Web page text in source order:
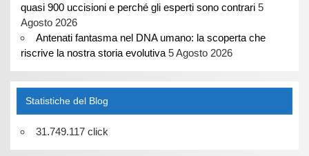
quasi 900 uccisioni e perché gli esperti sono contrari 5
Agosto 2026
Antenati fantasma nel DNA umano: la scoperta che
riscrive la nostra storia evolutiva 5 Agosto 2026
Statistiche del Blog
31.749.117 click